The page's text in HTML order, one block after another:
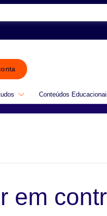
Conteúdos
em